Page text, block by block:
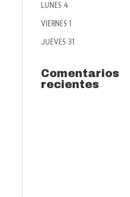
LUNES 4
VIERNES 1
JUEVES 31
Comentarios
recientes